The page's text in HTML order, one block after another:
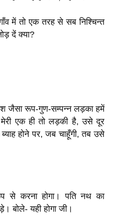
में तो एक तरह से सब निश्चिन्त
दें क्या?
जैसा रूप-गुण-सम्पन्न लड़का हमें
एक ही तो लड़की है, उसे दूर
होने पर, जब चाहूँगी, तब उसे
से करना होगा। पति नथ का
बोले- यही होगा जी।